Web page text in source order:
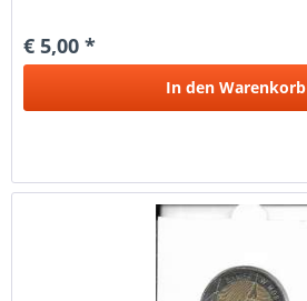
€ 5,00 *
In den Warenkorb